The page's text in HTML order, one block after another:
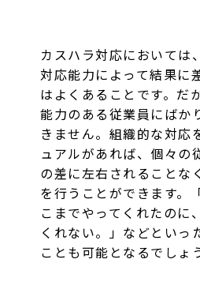
カスハラ対応においては
対応能力によって結果に
はよくあることです。だ
能力のある従業員にばか
きません。組織的な対応
ュアルがあれば、個々の
の差に左右されることな
を行うことができます。
こまでやってくれたのに
くれない。」などといっ
ことも可能となるでしょう